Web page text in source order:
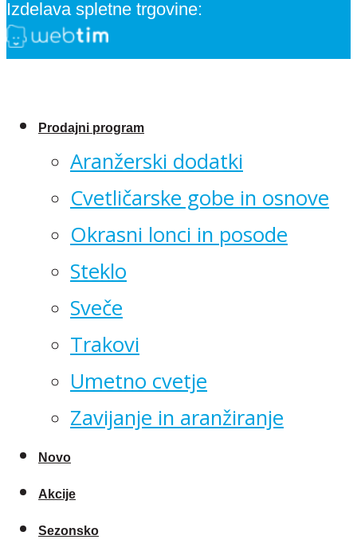
Izdelava spletne trgovine:
Prodajni program
Aranžerski dodatki
Cvetličarske gobe in osnove
Okrasni lonci in posode
Steklo
Sveče
Trakovi
Umetno cvetje
Zavijanje in aranžiranje
Novo
Akcije
Sezonsko